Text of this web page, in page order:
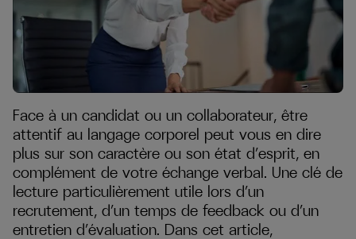
Face à un candidat ou un collaborateur, être
attentif au langage corporel peut vous en dire
plus sur son caractère ou son état d’esprit, en
complément de votre échange verbal. Une clé de
lecture particulièrement utile lors d’un
recrutement, d’un temps de feedback ou d’un
entretien d’évaluation. Dans cet article,